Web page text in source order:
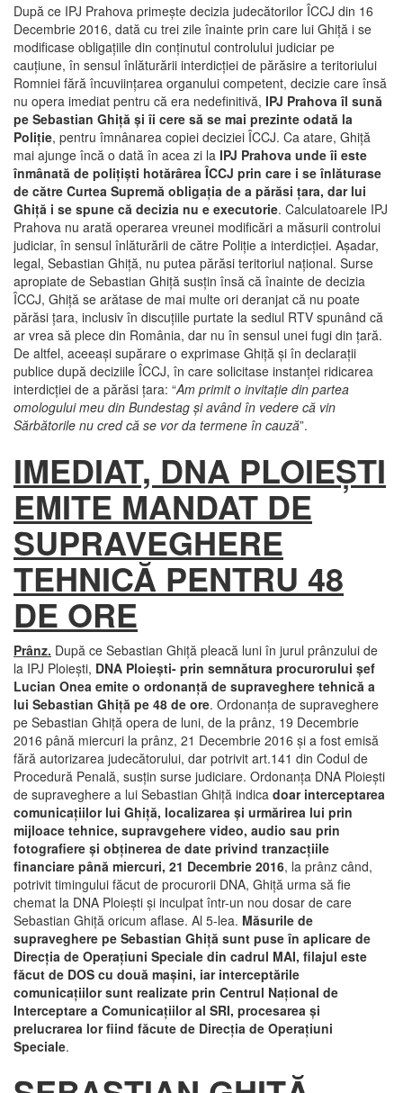
După ce IPJ Prahova primeşte decizia judecătorilor ÎCCJ din 16
Decembrie 2016, dată cu trei zile înainte prin care lui Ghiţă i se
modificase obligaţiile din conţinutul controlului judiciar pe
cauţiune, în sensul înlăturării interdicţiei de părăsire a teritoriului
Romniei fără încuviinţarea organului competent, decizie care însă
nu opera imediat pentru că era nedefinitivă, IPJ Prahova îl sună
pe Sebastian Ghiţă şi îi cere să se mai prezinte odată la
Poliţie, pentru îmnânarea copiei deciziei ÎCCJ. Ca atare, Ghiţă
mai ajunge încă o dată în acea zi la IPJ Prahova unde îi este
înmânată de poliţişti hotărârea ÎCCJ prin care i se înlăturase
de către Curtea Supremă obligaţia de a părăsi ţara, dar lui
Ghiţă i se spune că decizia nu e executorie. Calculatoarele IPJ
Prahova nu arată operarea vreunei modificări a măsurii controlui
judiciar, în sensul înlăturării de către Poliţie a interdicţiei. Aşadar,
legal, Sebastian Ghiţă, nu putea părăsi teritoriul naţional. Surse
apropiate de Sebastian Ghiţă susţin însă că înainte de decizia
ÎCCJ, Ghiţă se arătase de mai multe ori deranjat că nu poate
părăsi ţara, inclusiv în discuţiile purtate la sediul RTV spunând că
ar vrea să plece din România, dar nu în sensul unei fugi din ţară.
De altfel, aceeaşi supărare o exprimase Ghiţă şi în declaraţii
publice după deciziile ÎCCJ, în care solicitase instanţei ridicarea
interdicţiei de a părăsi ţara: “Am primit o invitaţie din partea
omologului meu din Bundestag şi având în vedere că vin
Sărbătorile nu cred că se vor da termene în cauză”.
IMEDIAT, DNA PLOIEŞTI
EMITE MANDAT DE
SUPRAVEGHERE
TEHNICĂ PENTRU 48
DE ORE
Prânz. După ce Sebastian Ghiţă pleacă luni în jurul prânzului de
la IPJ Ploieşti, DNA Ploieşti- prin semnătura procurorului şef
Lucian Onea emite o ordonanţă de supraveghere tehnică a
lui Sebastian Ghiţă pe 48 de ore. Ordonanţa de supraveghere
pe Sebastian Ghiţă opera de luni, de la prânz, 19 Decembrie
2016 până miercuri la prânz, 21 Decembrie 2016 şi a fost emisă
fără autorizarea judecătorului, dar potrivit art.141 din Codul de
Procedură Penală, susţin surse judiciare. Ordonanţa DNA Ploieşti
de supraveghere a lui Sebastian Ghiţă indica doar interceptarea
comunicaţiilor lui Ghiţă, localizarea şi urmărirea lui prin
mijloace tehnice, supravgehere video, audio sau prin
fotografiere şi obţinerea de date privind tranzacţiile
financiare până miercuri, 21 Decembrie 2016, la prânz când,
potrivit timingului făcut de procurorii DNA, Ghiţă urma să fie
chemat la DNA Ploieşti şi inculpat într-un nou dosar de care
Sebastian Ghiţă oricum aflase. Al 5-lea. Măsurile de
supraveghere pe Sebastian Ghiţă sunt puse în aplicare de
Direcţia de Operaţiuni Speciale din cadrul MAI, filajul este
făcut de DOS cu două maşini, iar interceptările
comunicaţiilor sunt realizate prin Centrul Naţional de
Interceptare a Comunicaţiilor al SRI, procesarea şi
prelucrarea lor fiind făcute de Direcţia de Operaţiuni
Speciale.